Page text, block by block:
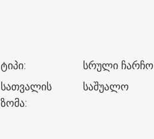
ტიპი:
სრული ჩარჩო
სათვალის
ზომა:
საშუალო